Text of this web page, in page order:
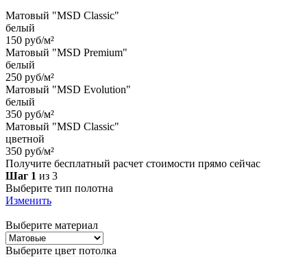
Матовый "MSD Classic"
белый
150 руб/м²
Матовый "MSD Premium"
белый
250 руб/м²
Матовый "MSD Evolution"
белый
350 руб/м²
Матовый "MSD Classic"
цветной
350 руб/м²
Получите бесплатный расчет стоимости прямо сейчас
Шаг 1 из 3
Выберите тип полотна
Изменить
Выберите материал
Выберите цвет потолка